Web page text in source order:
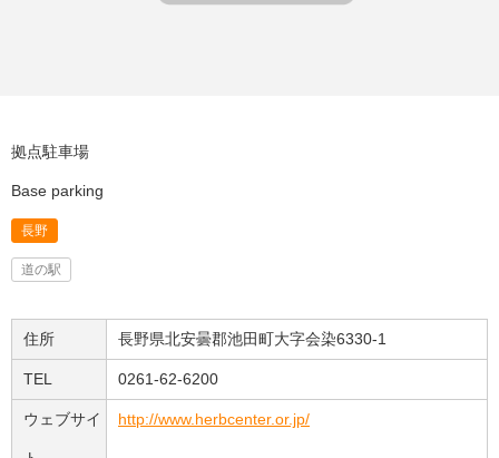
拠点駐車場
Base parking
長野
道の駅
住所 長野県北安曇郡池田町大字会染6330-1
TEL 0261-62-6200
ウェブサイ http://www.herbcenter.or.jp/